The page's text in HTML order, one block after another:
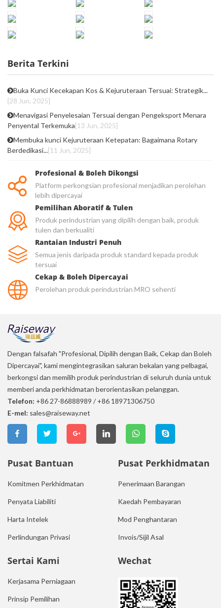
Berita Terkini
Buka Kunci Kecekapan Kos & Kejuruteraan Tersuai: Strategik...
[28 Jun, 2025]
Menavigasi Penyelesaian Tersuai dengan Pengeksport Menara
Penyental Terkemuka[13 Jun, 2025]
Membuka kunci Kejuruteraan Ketepatan: Bagaimana Rotary
Berdedikasi...[11 Jun, 2025]
Profesional & Boleh Dikongsi
Platform perkongsian profesional menjadikan perolehan
lebih dipercayai
Pemilihan Aboratif & Tulen
Produk perindustrian yang dipilih dengan baik, produk
tulen dan berkualiti
Rantaian Industri Penuh
Semua jenis daripada produk standard kepada produk
tersuai
Cekap & Boleh Dipercayai
Perolehan produk perindustrian MRO sehenti
Dengan falsafah "Profesional, Dipilih dengan Baik, Cekap dan Boleh
Dipercayai", kami mengintegrasikan saluran bekalan yang pelbagai,
berkongsi dan memilih produk perindustrian di seluruh dunia untuk
memberi anda perkhidmatan berorientasikan pelanggan.
Telefon: +86 27-86888989 / +86 18971306750
E-mel: sales@raiseway.net
Pusat Bantuan
Komitmen Perkhidmatan
Penyata Liabiliti
Harta Intelek
Perlindungan Privasi
Pusat Perkhidmatan
Penerimaan Barangan
Kaedah Pembayaran
Mod Penghantaran
Invois/Sijil Asal
Sertai Kami
Kerjasama Perniagaan
Prinsip Pemilihan
Wechat